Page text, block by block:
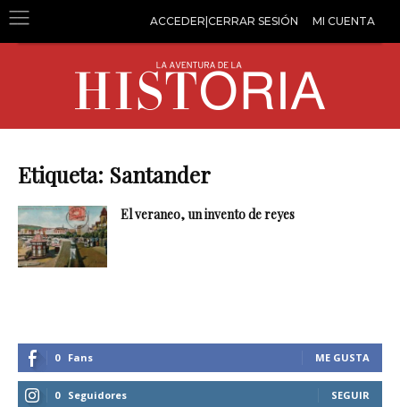
ACCEDER|CERRAR SESIÓN MI CUENTA
Etiqueta: Santander
El veraneo, un invento de reyes
0 Fans ME GUSTA
0 Seguidores SEGUIR